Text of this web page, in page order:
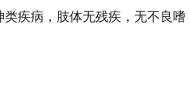
疾病，肢体无残疾，无不良嗜